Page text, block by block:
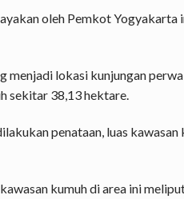
oleh Pemkot Yogyakarta
menjadi lokasi kunjungan
sekitar 38,13 hektare.
penataan, luas
kumuh di area ini